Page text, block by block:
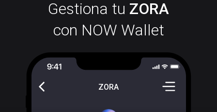
Gestiona tu ZORA
con NOW Wallet
ZORA